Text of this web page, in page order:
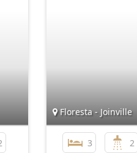
Floresta - Joinville
3 2